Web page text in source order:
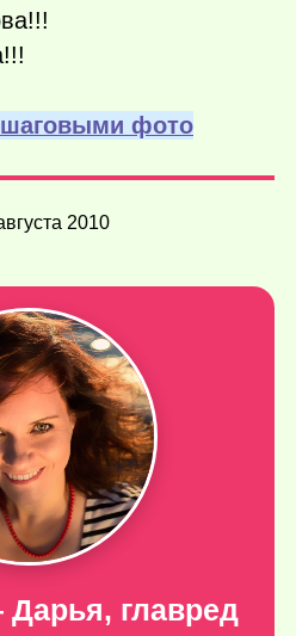
фото
2010
главред